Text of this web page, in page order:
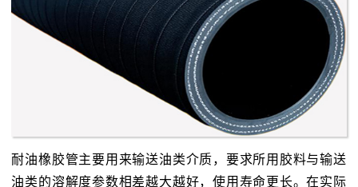
耐油橡胶管主要用来输送油类介质，要求所用胶料与输送
油类的溶解度参数相差越大越好，使用寿命更长。在实际